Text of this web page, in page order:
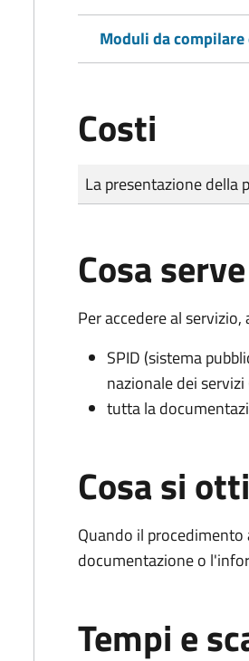
Moduli da
Costi
Tipo di pagamento
Importo
La presentazione della
Cosa serve
Per accedere al
SPID (sistema
nazionale dei servizi
tutta la
Cosa si
Quando il
documentazione o
Tempi e